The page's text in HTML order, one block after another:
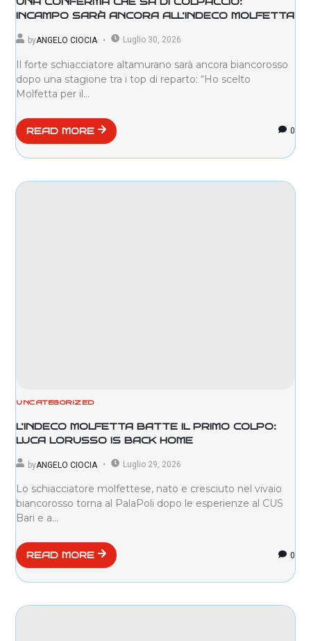
INCAMPO SARÀ ANCORA ALL’INDECO MOLFETTA
byANGELO CIOCIA Luglio 30, 2026
Il forte schiacciatore altamurano sarà ancora biancorosso
dopo una stagione tra i top di reparto: “Ho scelto
Molfetta per il...
READ MORE 0
UNCATEGORIZED
L’INDECO MOLFETTA BATTE IL PRIMO COLPO:
LUCA LORUSSO IS BACK HOME
byANGELO CIOCIA Luglio 29, 2026
Lo schiacciatore molfettese, nato e cresciuto nel vivaio
biancorosso torna al PalaPoli dopo le esperienze al CUS
Bari e a...
READ MORE 0